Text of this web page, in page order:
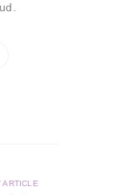
ARTICLE